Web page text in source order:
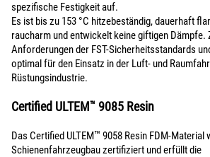
spezifische Festigkeit auf.
Es ist bis zu 153 °C hitzebeständig, dauerhaft
raucharm und entwickelt keine giftigen Dämpfe.
Anforderungen der FST-Sicherheitsstandards
optimal für den Einsatz in der Luft- und
Rüstungsindustrie.
Certified ULTEM™ 9085 Resin
Das Certified ULTEM™ 9058 Resin FDM-Material
Schienenfahrzeugbau zertifiziert und erfüllt die